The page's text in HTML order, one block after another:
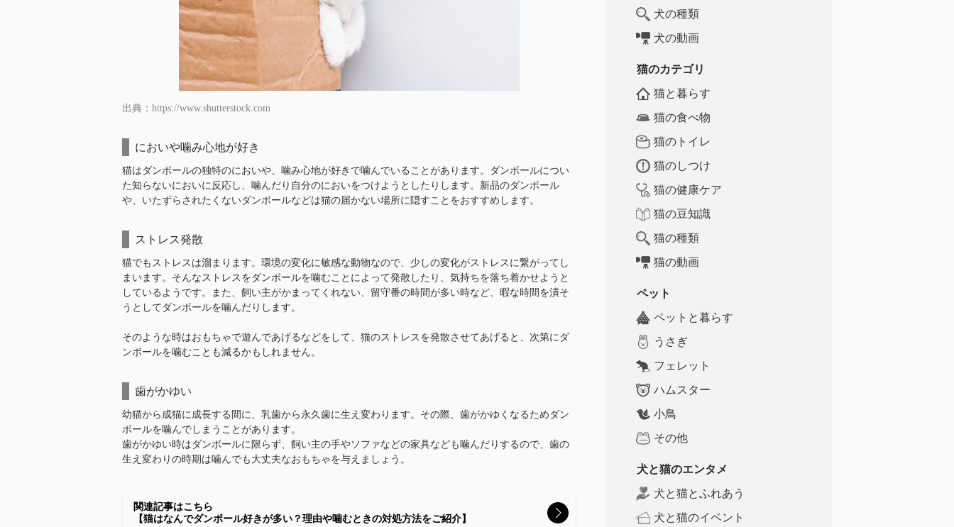
出典：https://www.shutterstock.com
においや噛み心地が好き
猫はダンボールの独特のにおいや、噛み心地が好きで噛んでいることがあります。ダンボールについ
た知らないにおいに反応し、噛んだり自分のにおいをつけようとしたりします。新品のダンボール
や、いたずらされたくないダンボールなどは猫の届かない場所に隠すことをおすすめします。
ストレス発散
猫でもストレスは溜まります。環境の変化に敏感な動物なので、少しの変化がストレスに繋がってし
まいます。そんなストレスをダンボールを噛むことによって発散したり、気持ちを落ち着かせようと
しているようです。また、飼い主がかまってくれない、留守番の時間が多い時など、暇な時間を潰そ
うとしてダンボールを噛んだりします。
そのような時はおもちゃで遊んであげるなどをして、猫のストレスを発散させてあげると、次第にダ
ンボールを噛むことも減るかもしれません。
歯がかゆい
幼猫から成猫に成長する間に、乳歯から永久歯に生え変わります。その際、歯がかゆくなるためダン
ボールを噛んでしまうことがあります。
歯がかゆい時はダンボールに限らず、飼い主の手やソファなどの家具なども噛んだりするので、歯の
生え変わりの時期は噛んでも大丈夫なおもちゃを与えましょう。
関連記事はこちら
【猫はなんでダンボール好きが多い？理由や噛むときの対処方法をご紹介】
犬の種類
犬の動画
猫のカテゴリ
猫と暮らす
猫の食べ物
猫のトイレ
猫のしつけ
猫の健康ケア
猫の豆知識
猫の種類
猫の動画
ペット
ペットと暮らす
うさぎ
フェレット
ハムスター
小鳥
その他
犬と猫のエンタメ
犬と猫とふれあう
犬と猫のイベント